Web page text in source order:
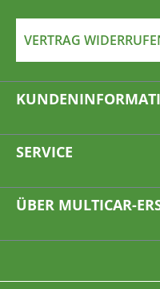
VERTRAG
SERVICE
ÜBER MULTICAR-